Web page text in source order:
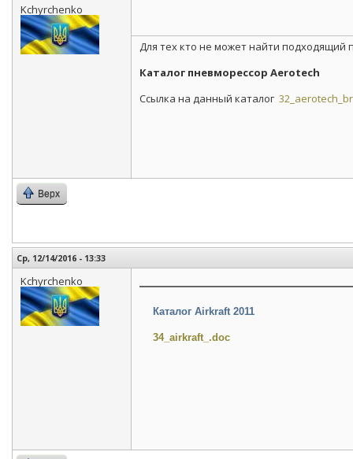
Kchyrchenko
Для тех кто не может найти
Каталог пневморессор Aerotech
Ссылка на данный каталог
Верх
Ср, 12/14/2016 - 13:33
Kchyrchenko
Каталог Airkraft 2011
34_airkraft_.doc